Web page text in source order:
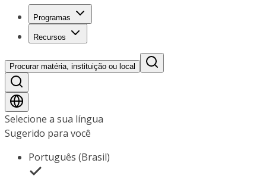
Programas
Recursos
Procurar matéria, instituição ou local
Selecione a sua língua
Sugerido para você
Português (Brasil)